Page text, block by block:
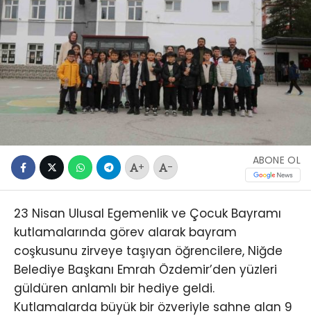
+ -
ABONE OL
23 Nisan Ulusal Egemenlik ve Çocuk Bayramı
kutlamalarında görev alarak bayram
coşkusunu zirveye taşıyan öğrencilere, Niğde
Belediye Başkanı Emrah Özdemir’den yüzleri
güldüren anlamlı bir hediye geldi.
Kutlamalarda büyük bir özveriyle sahne alan 9